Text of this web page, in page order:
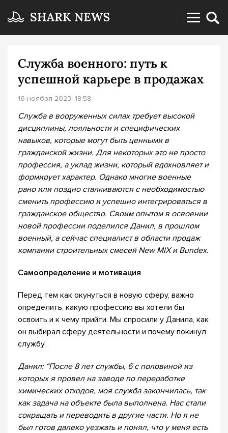
Служба военного: путь к
успешной карьере в продажах
16 ноября 2023, 18:58
Служба в вооруженных силах требует высокой
дисциплины, лояльности и специфических
навыков, которые могут быть ценными в
гражданской жизни. Для некоторых это не просто
профессия, а уклад жизни, который вдохновляет и
формирует характер. Однако многие военные
рано или поздно сталкиваются с необходимостью
сменить профессию и успешно интегрироваться в
гражданское общество. Своим опытом в освоении
новой профессии поделился Данил, в прошлом
военный, а сейчас специалист в области продаж
компании строительных смесей New MIX и Bundex.
Самоопределение и мотивация
Перед тем как окунуться в новую сферу, важно
определить, какую профессию вы хотели бы
освоить и к чему прийти. Мы спросили у Данила, как
он выбирал сферу деятельности и почему покинул
службу.
Данил: “После 8 лет службы, 6 с половиной из
которых я провел на заводе по переработке
химических отходов, моя служба закончилась, так
как задача на объекте была выполнена. Нас стали
сокращать и переводить в другие части. Но я не
был готов далеко уезжать и понял, что у меня есть